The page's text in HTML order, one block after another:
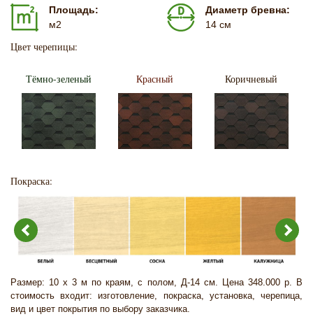
Площадь:
м2
Диаметр бревна:
14 см
Цвет черепицы:
Тёмно-зеленый Красный Коричневый
Покраска:
Размер: 10 х 3 м по краям, с полом, Д-14 см. Цена 348.000 р. В
стоимость входит: изготовление, покраска, установка, черепица,
вид и цвет покрытия по выбору заказчика.